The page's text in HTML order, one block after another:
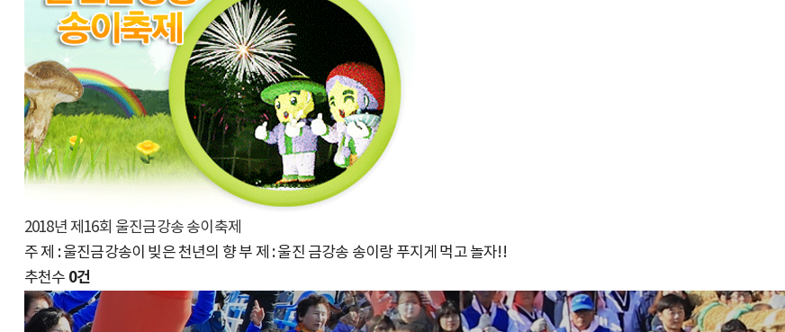
2018년 제16회 울진금강송 송이축제
주 제 : 울진금강송이 빚은 천년의 향 부 제 : 울진 금강송 송이랑 푸지게 먹고 놀자!!
추천수 0건